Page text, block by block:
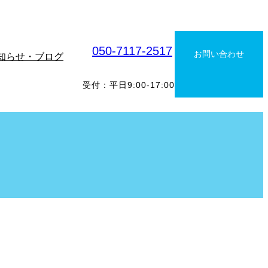
らせ・ブログ 050-7117-2517
受付：平日9:00-17:00
お問い合わせ